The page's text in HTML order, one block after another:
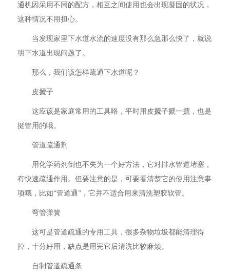
通机因采用不同的配方，相互之间使用也会出现凝固的状况，
这种情况不用担心。
当发现家里下水道水流的速度没有那么急那么快了，就说
明下水道出现问题了。
那么，我们该怎样疏通下水道呢？
皮搋子
这应该是家庭常用的工具咯，平时用皮搋子搋一搋，也是
挺管用的哦。
管道疏通剂
用化学药剂倒也不失为一个好方法，它对排水管道堵塞，
有快速疏通作用。但要注意的是，可要看清楚它的使用注意事
项哦，比如“管道通”，它并不适合用来清洗塑胶软管。
弯管弹簧
这可是管道疏通的专用工具，很多杂物垃圾都能清理得
掉，十分好用，缺点是用完它后清洗比较麻烦。
自制管道疏通条